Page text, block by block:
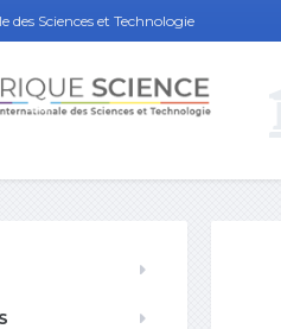
des Sciences et Technologie